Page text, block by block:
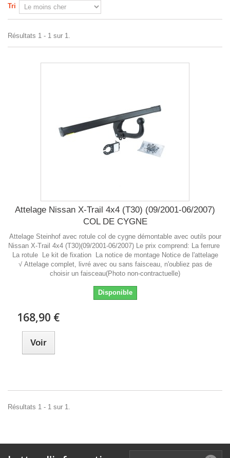
Tri
Résultats 1 - 1 sur 1.
Attelage Nissan X-Trail 4x4 (T30) (09/2001-06/2007)
COL DE CYGNE
Attelage Steinhof avec rotule col de cygne démontable avec outils pour
Nissan X-Trail 4x4 (T30)(09/2001-06/2007) Le prix comprend: La ferrure
La rotule Le kit de fixation La notice de montage Notice de l'attelage
√ Attelage complet, livré avec ou sans faisceau, n'oubliez pas de
choisir un faisceau(Photo non-contractuelle)
Disponible
168,90 €
Voir
Résultats 1 - 1 sur 1.